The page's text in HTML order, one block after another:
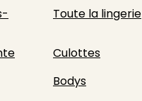
Toute la lingerie
Culottes
Bodys